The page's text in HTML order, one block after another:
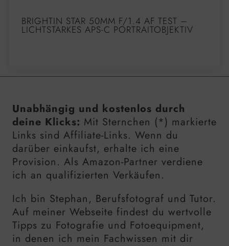
BRIGHTIN STAR 50MM F/1.4 AF TEST –
LICHTSTARKES APS-C PORTRAITOBJEKTIV
Unabhängig und kostenlos durch
deine Klicks: Mit Sternchen (*) markierte
Links sind Affiliate-Links. Wenn du
darüber einkaufst, erhalte ich eine
Provision. Als Amazon-Partner verdiene
ich an qualifizierten Verkäufen.
Ich bin Stephan, Berufsfotograf und Tutor.
Auf meiner Webseite findest du wertvolle
Tipps zu Fotografie und Fotoequipment,
in denen ich mein Fachwissen mit dir